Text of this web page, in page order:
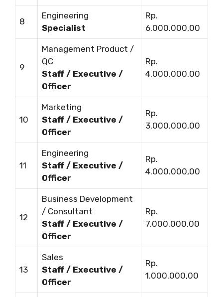
8
Engineering
Specialist
Rp.
6.000.000,00
9
Management Product /
QC
Staff / Executive /
Officer
Rp.
4.000.000,00
10
Marketing
Staff / Executive /
Officer
Rp.
3.000.000,00
11
Engineering
Staff / Executive /
Officer
Rp.
4.000.000,00
12
Business Development
/ Consultant
Staff / Executive /
Officer
Rp.
7.000.000,00
13
Sales
Staff / Executive /
Officer
Rp.
1.000.000,00